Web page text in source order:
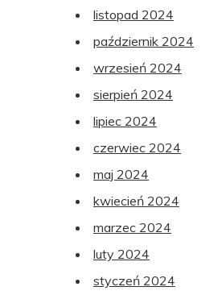
listopad 2024
październik 2024
wrzesień 2024
sierpień 2024
lipiec 2024
czerwiec 2024
maj 2024
kwiecień 2024
marzec 2024
luty 2024
styczeń 2024